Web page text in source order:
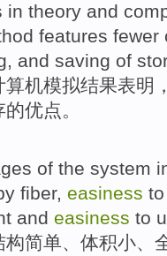
in theory and
features fewer
, and saving of
算机模拟结果表明
的优点。
of the system
fiber, easiness
and easiness to
构简单、体积小、